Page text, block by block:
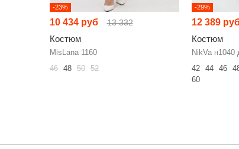
-23%
10 434 руб 13 332
Костюм
MisLana 1160
46
48 50 52
-29%
12 389
Костюм
NikVa н1040
42
44 46
60